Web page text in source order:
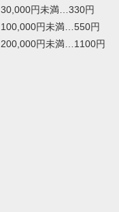
30,000円未満…330円
100,000円未満…550円
200,000円未満…1100円